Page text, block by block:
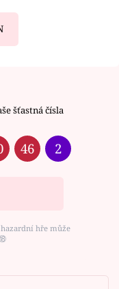
šťastná čísla
46 2
hře může